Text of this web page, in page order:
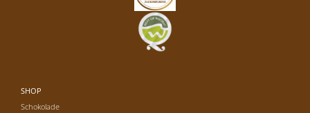
SHOP
Schokolade